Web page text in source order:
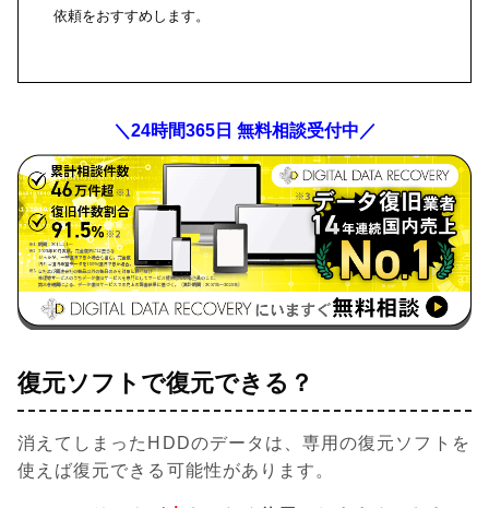
依頼をおすすめします。
＼24時間365日 無料相談受付中／
復元ソフトで復元できる？
消えてしまったHDDのデータは、専用の復元ソフトを
使えば復元できる可能性があります。